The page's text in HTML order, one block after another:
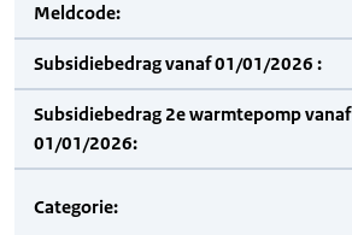
Meldcode:
Subsidiebedrag vanaf 01/01/2026 :
Subsidiebedrag 2e warmtepomp vanaf
01/01/2026:
Categorie: